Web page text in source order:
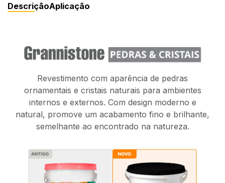
DescriçãoAplicação
Revestimento com aparência de pedras
ornamentais e cristais naturais para ambientes
internos e externos. Com design moderno e
natural, promove um acabamento fino e brilhante,
semelhante ao encontrado na natureza.